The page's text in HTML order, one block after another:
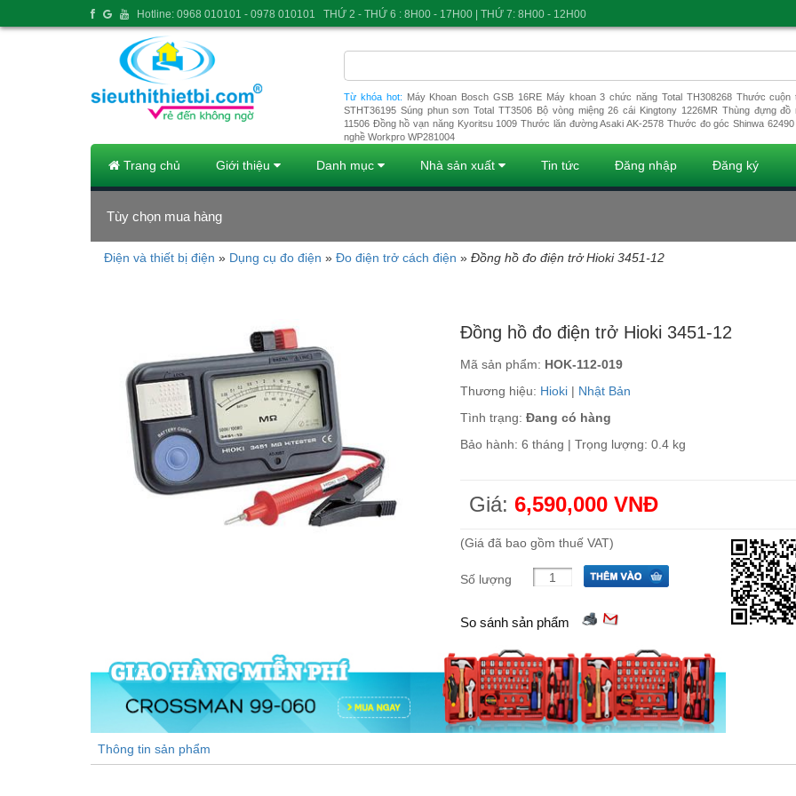
Từ khóa hot: Máy Khoan Bosch GSB 16RE Máy khoan 3 chức năng Total TH308268 Thước cuộn
STHT36195 Súng phun sơn Total TT3506 Bộ vòng miệng 26 cái Kingtony 1226MR Thùng đựng đồ
11506 Đồng hồ vạn năng Kyoritsu 1009 Thước lăn đường Asaki AK-2578 Thước đo góc Shinwa 62490
nghề Workpro WP281004
Trang chủ Giới thiệu Danh mục Nhà sản xuất Tin tức Đăng nhập Đăng ký
Tùy chọn mua hàng
Điện và thiết bị điện » Dụng cụ đo điện » Đo điện trở cách điện » Đồng hồ đo điện trở Hioki 3451-12
Đồng hồ đo điện trở Hioki 3451-12
Mã sản phẩm: HOK-112-019
Thương hiệu: Hioki | Nhật Bản
Tình trạng: Đang có hàng
Bảo hành: 6 tháng | Trọng lượng: 0.4 kg
Giá:6,590,000 VNĐ
(Giá đã bao gồm thuế VAT)
Số lượng
So sánh sản phẩm
Thông tin sản phẩm
Hotline: 0968 010101 - 0978 010101 THỨ 2 - THỨ 6 : 8H00 - 17H00 | THỨ 7: 8H00 - 12H00